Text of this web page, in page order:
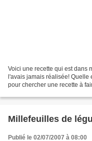
Voici une recette qui est dans
l'avais jamais réalisée! Quelle
pour chercher une recette à
Millefeuilles de
Publié le 02/07/2007 à 08:00